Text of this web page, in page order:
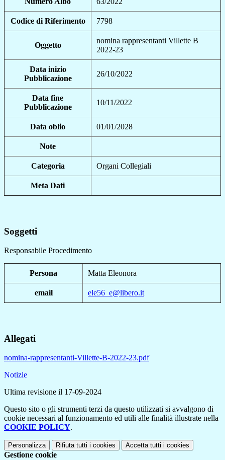
Codice di Riferimento 7798
Oggetto
nomina rappresentanti Villette B
2022-23
Data inizio
Pubblicazione
26/10/2022
Data fine
Pubblicazione
10/11/2022
Data oblio 01/01/2028
Note
Categoria Organi Collegiali
Meta Dati
Soggetti
Responsabile Procedimento
Persona Matta Eleonora
email ele56_e@libero.it
Allegati
nomina-rappresentanti-Villette-B-2022-23.pdf
Notizie
Ultima revisione il 17-09-2024
Questo sito o gli strumenti terzi da questo utilizzati si avvalgono di
cookie necessari al funzionamento ed utili alle finalità illustrate nella
COOKIE POLICY.
Personalizza Rifiuta tutti i cookies Accetta tutti i cookies
Gestione cookie